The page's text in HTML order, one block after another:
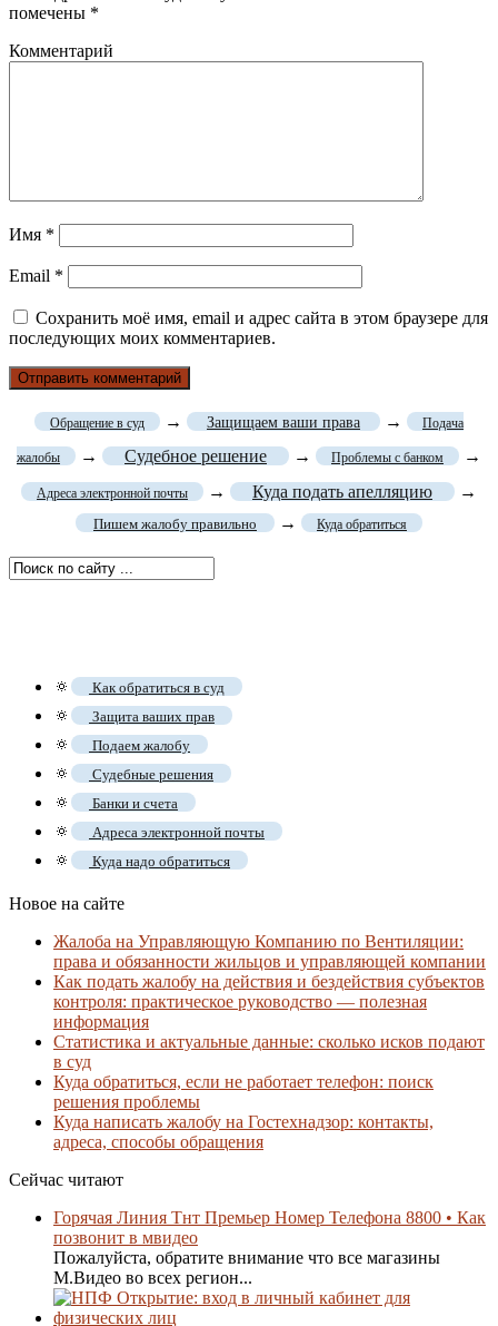
помечены *
Комментарий
Имя *
Email *
Сохранить моё имя, email и адрес сайта в этом браузере для
последующих моих комментариев.
Обращение в суд → Защищаем ваши права → Подача
жалобы → Судебное решение → Проблемы с банком →
Адреса электронной почты → Куда подать апелляцию →
Пишем жалобу правильно → Куда обратиться
🔅 Как обратиться в суд
🔅 Защита ваших прав
🔅 Подаем жалобу
🔅 Судебные решения
🔅 Банки и счета
🔅 Адреса электронной почты
🔅 Куда надо обратиться
Новое на сайте
Жалоба на Управляющую Компанию по Вентиляции:
права и обязанности жильцов и управляющей компании
Как подать жалобу на действия и бездействия субъектов
контроля: практическое руководство — полезная
информация
Статистика и актуальные данные: сколько исков подают
в суд
Куда обратиться, если не работает телефон: поиск
решения проблемы
Куда написать жалобу на Гостехнадзор: контакты,
адреса, способы обращения
Сейчас читают
Горячая Линия Тнт Премьер Номер Телефона 8800 • Как
позвонит в мвидео
Пожалуйста, обратите внимание что все магазины
М.Видео во всех регион...